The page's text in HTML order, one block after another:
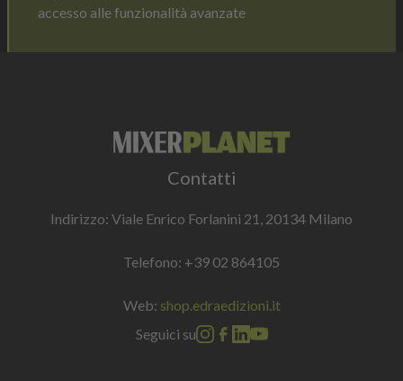
accesso alle funzionalità avanzate
Contatti
Indirizzo: Viale Enrico Forlanini 21, 20134 Milano
Telefono: +39 02 864105
Web: shop.edraedizioni.it
Seguici su